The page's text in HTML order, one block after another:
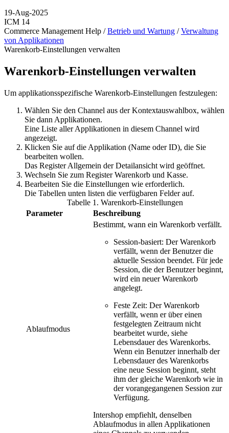
19-Aug-2025
ICM 14
Commerce Management Help /Betrieb und Wartung /Verwaltung
von Applikationen
Warenkorb-Einstellungen verwalten
Warenkorb-Einstellungen verwalten
Um applikationsspezifische Warenkorb-Einstellungen festzulegen:
Wählen Sie den Channel aus der Kontextauswahlbox, wählen
Sie dann Applikationen.
Eine Liste aller Applikationen in diesem Channel wird
angezeigt.
Klicken Sie auf die Applikation (Name oder ID), die Sie
bearbeiten wollen.
Das RegisterAllgemein der Detailansicht wird geöffnet.
Wechseln Sie zum RegisterWarenkorb und Kasse.
Bearbeiten Sie die Einstellungen wie erforderlich.
Die Tabellen unten listen die verfügbaren Felder auf.
Tabelle1 . Warenkorb-Einstellungen
Parameter
Beschreibung
Ablaufmodus
Bestimmt, wann ein Warenkorb verfällt.
Session-basiert: Der Warenkorb
verfällt, wenn der Benutzer die
aktuelle Session beendet. Für jede
Session, die der Benutzer beginnt,
wird ein neuer Warenkorb
angelegt.
Feste Zeit: Der Warenkorb
verfällt, wenn er über einen
festgelegten Zeitraum nicht
bearbeitet wurde, siehe
Lebensdauer des Warenkorbs.
Wenn ein Benutzer innerhalb der
Lebensdauer des Warenkorbs
eine neue Session beginnt, steht
ihm der gleiche Warenkorb wie in
der vorangegangenen Session zur
Verfügung.
Intershop empfiehlt, denselben
Ablaufmodus in allen Applikationen